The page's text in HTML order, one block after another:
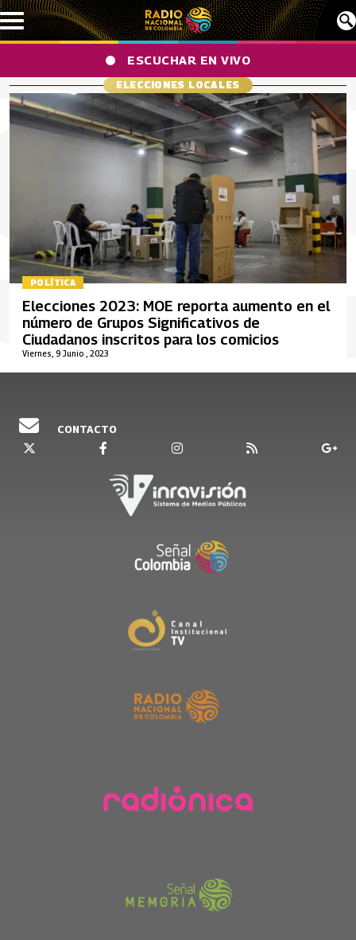
Pasar al contenido principal
ESCUCHAR EN VIVO
ELECCIONES LOCALES
POLÍTICA
Viernes, 9 Junio , 2023
Elecciones 2023: MOE reporta aumento en el
número de Grupos Significativos de
Ciudadanos inscritos para los comicios
CONTACTO